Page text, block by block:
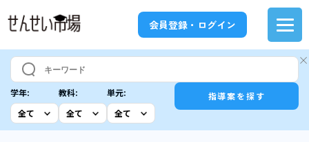
会員登録・ログイン
学年: 教科: 単元: 指導案を探す